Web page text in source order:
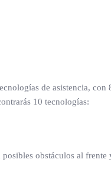
de asistencia,
10 tecnologías:
obstáculos al frente